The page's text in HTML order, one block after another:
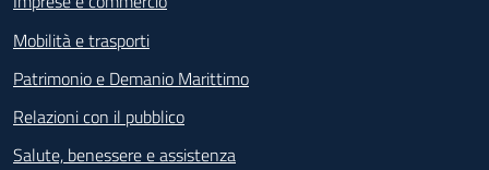
Mobilità e trasporti
Patrimonio e Demanio Marittimo
Relazioni con il pubblico
Salute, benessere e assistenza